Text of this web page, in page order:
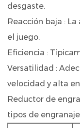
tipos
de
engranajes
4
comunes
de
reductores
desgaste.
Reacción baja :
el juego.
Eficiencia :
Versatilidad :
velocidad y alta
Reductor de
tipos de